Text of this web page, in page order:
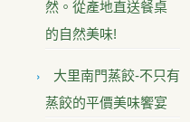
然。從產地直送餐桌
的自然美味!
大里南門蒸餃-不只有
蒸餃的平價美味饗宴